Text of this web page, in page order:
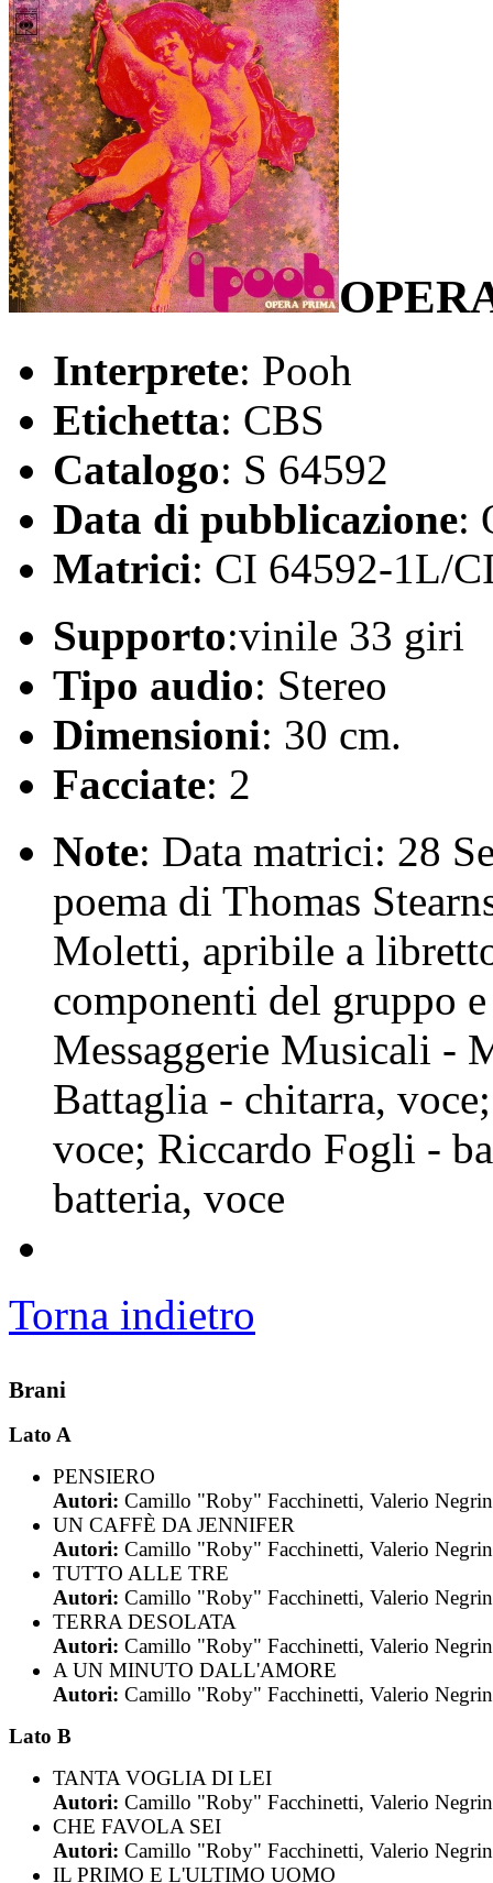
Interprete: Pooh
Etichetta: CBS
Catalogo: S 64592
Data di pubblicazione:
Matrici: CI 64592-1L/
Supporto:vinile 33 giri
Tipo audio: Stereo
Dimensioni: 30 cm.
Facciate: 2
Note: Data matrici: 28
poema di Thomas
Moletti, apribile a
componenti del gruppo
Messaggerie Musicali -
Battaglia - chitarra,
voce; Riccardo Fogli -
batteria, voce
Torna indietro
Brani
Lato A
PENSIERO
Autori: Camillo "Roby" Facchinetti, Valerio
UN CAFFÈ DA JENNIFER
Autori: Camillo "Roby" Facchinetti, Valerio
TUTTO ALLE TRE
Autori: Camillo "Roby" Facchinetti, Valerio
TERRA DESOLATA
Autori: Camillo "Roby" Facchinetti, Valerio
A UN MINUTO DALL'AMORE
Autori: Camillo "Roby" Facchinetti, Valerio
Lato B
TANTA VOGLIA DI LEI
Autori: Camillo "Roby" Facchinetti, Valerio
CHE FAVOLA SEI
Autori: Camillo "Roby" Facchinetti, Valerio
IL PRIMO E L'ULTIMO UOMO